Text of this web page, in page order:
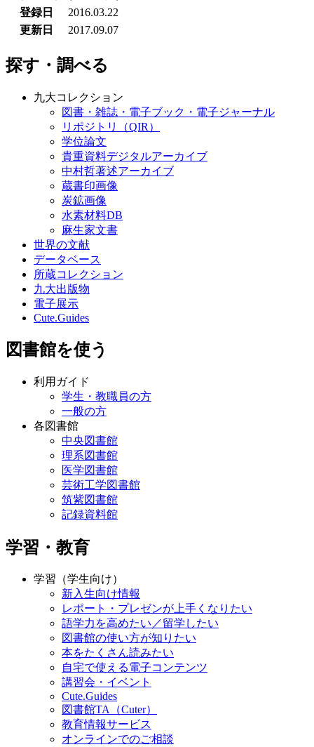
登録日
2016.03.22
更新日
2017.09.07
探す・調べる
九大コレクション
図書・雑誌・電子ブック・電子ジャーナル
リポジトリ（QIR）
学位論文
貴重資料デジタルアーカイブ
中村哲著述アーカイブ
蔵書印画像
炭鉱画像
水素材料DB
麻生家文書
世界の文献
データベース
所蔵コレクション
九大出版物
電子展示
Cute.Guides
図書館を使う
利用ガイド
学生・教職員の方
一般の方
各図書館
中央図書館
理系図書館
医学図書館
芸術工学図書館
筑紫図書館
記録資料館
学習・教育
学習（学生向け）
新入生向け情報
レポート・プレゼンが上手くなりたい
語学力を高めたい／留学したい
図書館の使い方が知りたい
本をたくさん読みたい
自宅で使える電子コンテンツ
講習会・イベント
Cute.Guides
図書館TA（Cuter）
教育情報サービス
オンラインでのご相談